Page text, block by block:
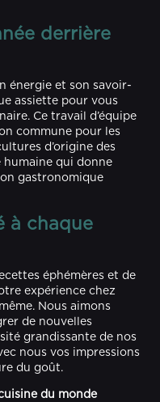
derrière
énergie et son savoir-
assiette pour vous
Ce travail d’équipe
commune pour les
d’origine des
humaine qui donne
gastronomique
à chaque
éphémères et de
expérience chez
Nous aimons
de nouvelles
grandissante de nos
nous vos impressions
du goût.
du monde